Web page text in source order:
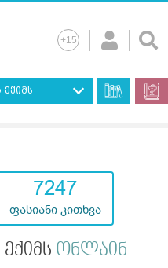
ექიმს
7247
ფასიანი კითხვა
ონლაინ